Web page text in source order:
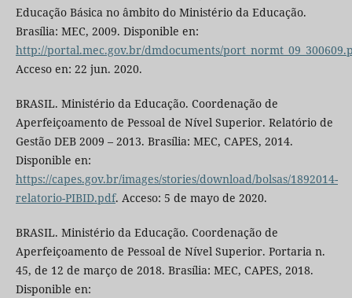
Educação Básica no âmbito do Ministério da Educação.
Brasília: MEC, 2009. Disponible en:
http://portal.mec.gov.br/dmdocuments/
Acceso en: 22 jun. 2020.
BRASIL. Ministério da Educação. Coordenação de
Aperfeiçoamento de Pessoal de Nível Superior. Relatório de
Gestão DEB 2009 – 2013. Brasília: MEC, CAPES, 2014.
Disponible en:
https://capes.gov.br/images/stories/download/bolsas/1892014-
relatorio-PIBID.pdf. Acceso: 5 de mayo de 2020.
BRASIL. Ministério da Educação. Coordenação de
Aperfeiçoamento de Pessoal de Nível Superior. Portaria n.
45, de 12 de março de 2018. Brasília: MEC, CAPES, 2018.
Disponible en: